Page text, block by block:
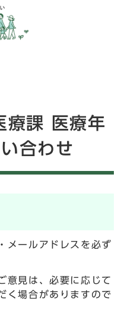
療課 医療年
合わせ
メールアドレスを必ず
意見は、必要に応じて
く場合がありますので